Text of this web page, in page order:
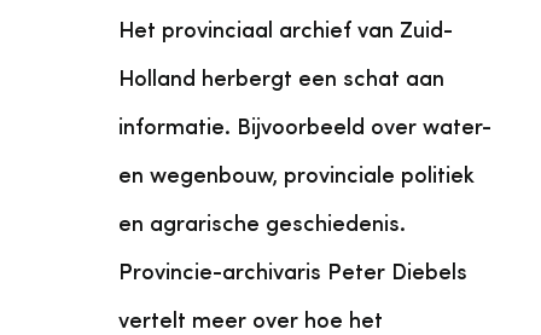
Het provinciaal archief van Zuid-
Holland herbergt een schat aan
informatie. Bijvoorbeeld over water-
en wegenbouw, provinciale politiek
en agrarische geschiedenis.
Provincie-archivaris Peter Diebels
vertelt meer over hoe het